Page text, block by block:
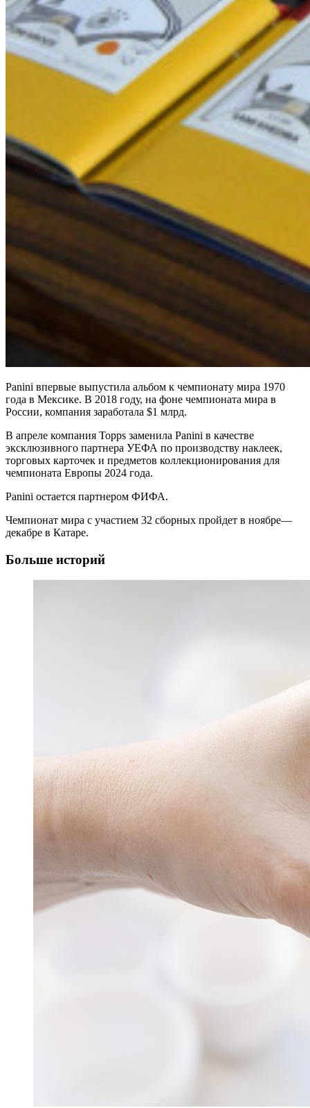
Panini впервые выпустила альбом к чемпионату мира 1970
года в Мексике. В 2018 году, на фоне чемпионата мира в
России, компания заработала $1 млрд.
В апреле компания Topps заменила Panini в качестве
эксклюзивного партнера УЕФА по производству наклеек,
торговых карточек и предметов коллекционирования для
чемпионата Европы 2024 года.
Panini остается партнером ФИФА.
Чемпионат мира с участием 32 сборных пройдет в ноябре—
декабре в Катаре.
Больше историй